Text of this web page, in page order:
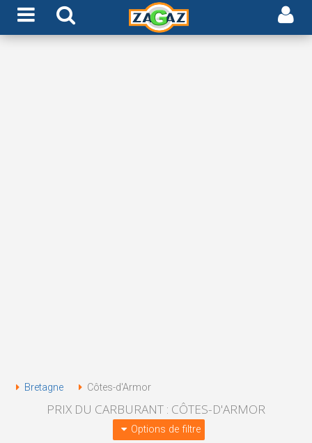
Bretagne Côtes-d'Armor
PRIX DU CARBURANT : CÔTES-D'ARMOR
Options de filtre